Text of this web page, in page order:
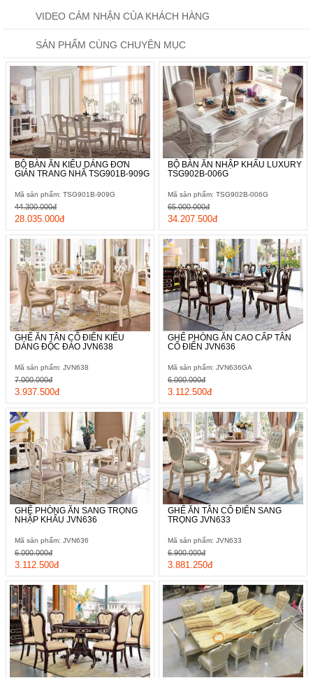
VIDEO CẢM NHẬN CỦA KHÁCH HÀNG
SẢN PHẨM CÙNG CHUYÊN MỤC
BỘ BÀN ĂN KIỂU DÁNG ĐƠN
GIẢN TRANG NHÃ TSG901B-909G
Mã sản phẩm: TSG901B-909G
28.035.000đ
44.300.000đ
BỘ BÀN ĂN NHẬP KHẨU LUXURY
TSG902B-006G
Mã sản phẩm: TSG902B-006G
34.207.500đ
65.000.000đ
GHẾ ĂN TÂN CỔ ĐIỂN KIỂU
DÁNG ĐỘC ĐÁO JVN638
Mã sản phẩm: JVN638
3.937.500đ
7.000.000đ
GHẾ PHÒNG ĂN CAO CẤP TÂN
CỔ ĐIỂN JVN636
Mã sản phẩm: JVN636GA
3.112.500đ
6.000.000đ
GHẾ PHÒNG ĂN SANG TRỌNG
NHẬP KHẨU JVN636
Mã sản phẩm: JVN636
3.112.500đ
6.000.000đ
GHẾ ĂN TÂN CỔ ĐIỂN SANG
TRỌNG JVN633
Mã sản phẩm: JVN633
3.881.250đ
6.900.000đ